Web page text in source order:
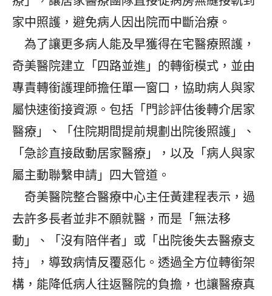
家中照護，避免病人因出院而中斷治療。
為了讓更多病人能及早獲得在宅醫療照護，
奇美醫院建立「四路並進」的轉銜模式，並由
專責轉銜護理師擔任單一窗口，協助病人與家
屬快速銜接資源。包括「門診評估後轉介居家
醫療」、「住院期間提前規劃出院後照護」、
「急診直接啟動居家醫療」，以及「病人與家
屬主動聯繫申請」四大管道。
奇美醫院整合醫療中心主任黃建程表示，過
去許多長者並非不願就醫，而是「無法移
動」、「沒有陪伴者」或「出院後失去醫療支
持」，導致病情反覆惡化。透過全方位轉銜架
構，能降低病人往返醫院的負擔，也讓醫療真